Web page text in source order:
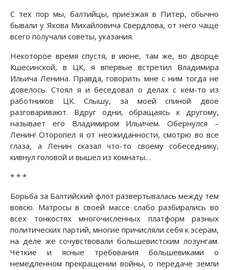
С тех пор мы, балтийцы, приезжая в Питер, обычно
бывали у Якова Михайловича Свердлова, от него чаще
всего получали советы, указания.
Некоторое время спустя, в июне, там же, во дворце
Кшесинской, в ЦК, я впервые встретил Владимира
Ильича Ленина. Правда, говорить мне с ним тогда не
довелось. Стоял я и беседовал о делах с кем-то из
работников ЦК. Слышу, за моей спиной двое
разговаривают. Вдруг одни, обращаясь к другому,
называет его Владимиром Ильичем. Обернулся –
Ленин! Оторопел я от неожиданности, смотрю во все
глаза, а Ленин сказал что-то своему собеседнику,
кивнул головой и вышел из комнаты…
* * *
Борьба за Балтийский флот развертывалась между тем
вовсю. Матросы в своей массе слабо разбирались во
всех тонкостях многочисленных платформ разных
политических партий, многие причисляли себя к эсерам,
на деле же сочувствовали большевистским лозунгам.
Четкие и ясные требования большевиками о
немедленном прекращении войны, о передаче земли